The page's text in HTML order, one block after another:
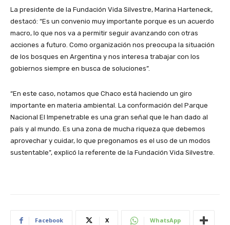
La presidente de la Fundación Vida Silvestre, Marina Harteneck,
destacó: “Es un convenio muy importante porque es un acuerdo
macro, lo que nos va a permitir seguir avanzando con otras
acciones a futuro. Como organización nos preocupa la situación
de los bosques en Argentina y nos interesa trabajar con los
gobiernos siempre en busca de soluciones”.
“En este caso, notamos que Chaco está haciendo un giro
importante en materia ambiental. La conformación del Parque
Nacional El Impenetrable es una gran señal que le han dado al
país y al mundo. Es una zona de mucha riqueza que debemos
aprovechar y cuidar, lo que pregonamos es el uso de un modos
sustentable”, explicó la referente de la Fundación Vida Silvestre.
Facebook X WhatsApp